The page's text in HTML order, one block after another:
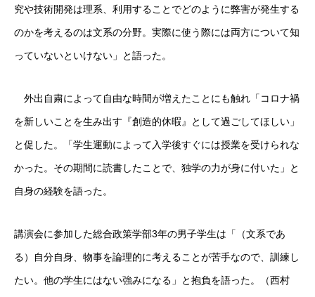
究や技術開発は理系、利用することでどのように弊害が発生する
のかを考えるのは文系の分野。実際に使う際には両方について知
っていないといけない」と語った。
外出自粛によって自由な時間が増えたことにも触れ「コロナ禍
を新しいことを生み出す『創造的休暇』として過ごしてほしい」
と促した。「学生運動によって入学後すぐには授業を受けられな
かった。その期間に読書したことで、独学の力が身に付いた」と
自身の経験を語った。
講演会に参加した総合政策学部3年の男子学生は「（文系であ
る）自分自身、物事を論理的に考えることが苦手なので、訓練し
たい。他の学生にはない強みになる」と抱負を語った。（西村